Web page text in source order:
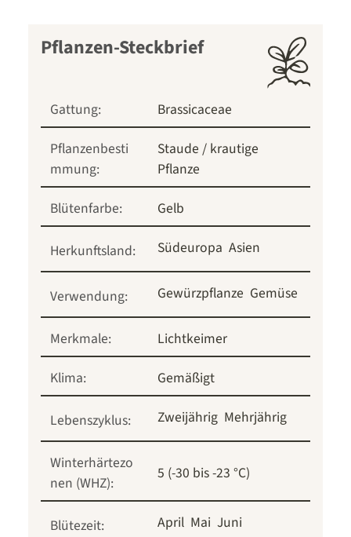
Pflanzen-Steckbrief
Gattung:
Brassicaceae
Pflanzenbesti
mmung:
Staude / krautige
Pflanze
Blütenfarbe:
Gelb
Herkunftsland: Südeuropa Asien
Verwendung: Gewürzpflanze Gemüse
Merkmale:
Lichtkeimer
Klima:
Gemäßigt
Lebenszyklus: Zweijährig Mehrjährig
Winterhärtezo
nen (WHZ):
5 (-30 bis -23 °C)
Blütezeit: April Mai Juni